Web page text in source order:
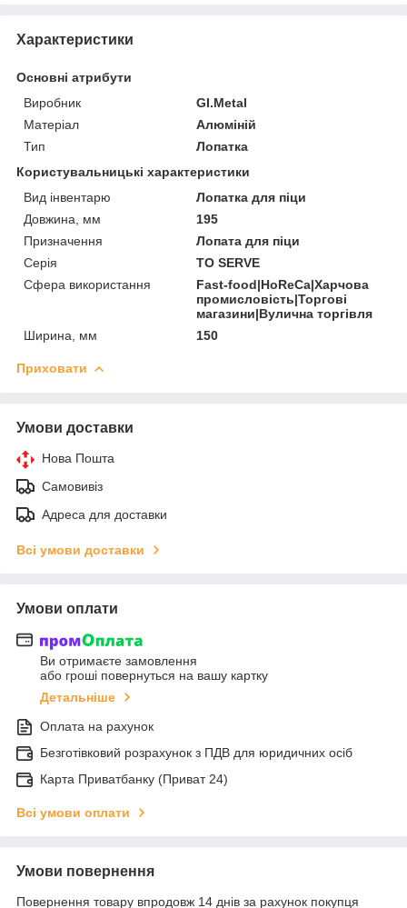
Характеристики
Основні атрибути
Виробник
GI.Metal
Матеріал
Алюміній
Тип
Лопатка
Користувальницькі характеристики
Вид інвентарю
Лопатка для піци
Довжина, мм
195
Призначення
Лопата для піци
Серія
TO SERVE
Сфера використання
Fast-food|HoReCa|Харчова
промисловість|Торгові
магазини|Вулична торгівля
Ширина, мм
150
Приховати
Умови доставки
Нова Пошта
Самовивіз
Адреса для доставки
Всі умови доставки
Умови оплати
Ви отримаєте замовлення
або гроші повернуться на вашу картку
Детальніше
Оплата на рахунок
Безготівковий розрахунок з ПДВ для юридичних осіб
Карта Приватбанку (Приват 24)
Всі умови оплати
Умови повернення
Повернення товару впродовж 14 днів за рахунок покупця